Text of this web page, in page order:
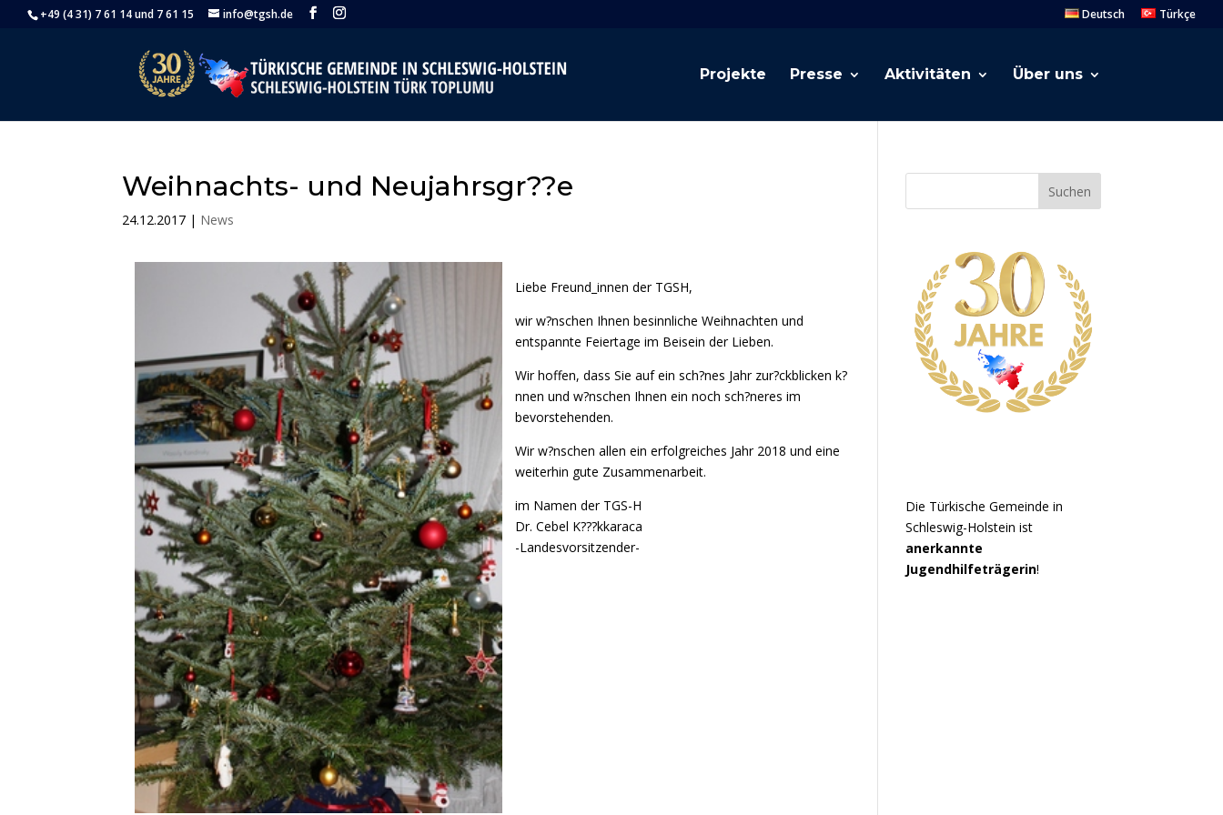
+49 (4 31) 7 61 14 und 7 61 15 info@tgsh.de Deutsch Türkçe
Projekte Presse Aktivitäten Über uns
Weihnachts- und Neujahrsgr??e
24.12.2017 | News
Liebe Freund_innen der TGSH,
wir w?nschen Ihnen besinnliche Weihnachten und
entspannte Feiertage im Beisein der Lieben.
Wir hoffen, dass Sie auf ein sch?nes Jahr zur?ckblicken k?
nnen und w?nschen Ihnen ein noch sch?neres im
bevorstehenden.
Wir w?nschen allen ein erfolgreiches Jahr 2018 und eine
weiterhin gute Zusammenarbeit.
im Namen der TGS-H
Dr. Cebel K???kkaraca
-Landesvorsitzender-
Suchen
Die Türkische Gemeinde in
Schleswig-Holstein ist
anerkannte
Jugendhilfeträgerin!